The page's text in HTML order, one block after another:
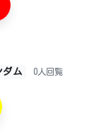
ダム 0人回覧